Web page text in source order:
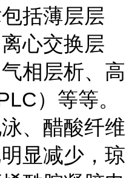
括薄层层
心交换层
相层析、高
）等等。
、醋酸纤维
显减少，琼